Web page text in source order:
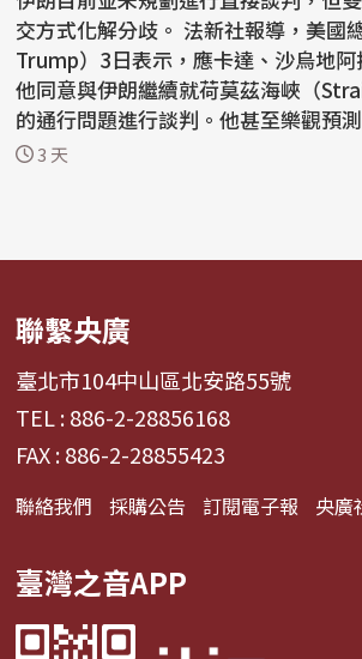
交方式化解分歧。 法新社報導，美國總統川普（Donald
Trump）3日表示，應卡達、沙烏地阿
他同意與伊朗繼續就荷莫茲海峽（
的通行問題進行談判。他甚至樂觀預
「最...
3 天
聯繫央廣
臺北市104中山區北安路55號
TEL : 886-2-28856168
FAX : 886-2-28855423
聯絡我們 採購公告 訂閱電子報 央廣
臺灣之音APP